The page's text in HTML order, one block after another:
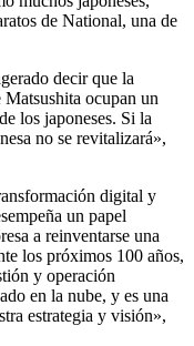
de National, una de
decir que la
ocupan un
los japoneses. Si la
no se revitalizará»,
digital y
un papel
a reinventarse una
los próximos 100 años,
y operación
en la nube, y es una
estrategia y visión»,